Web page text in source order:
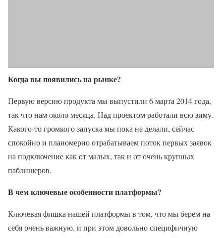
Когда вы появились на рынке?
Первую версию продукта мы выпустили 6 марта 2014 года,
так что нам около месяца. Над проектом работали всю зиму.
Какого-то громкого запуска мы пока не делали, сейчас
спокойно и планомерно отрабатываем поток первых заявок
на подключение как от малых, так и от очень крупных
паблишеров.
В чем ключевые особенности платформы?
Ключевая фишка нашей платформы в том, что мы берем на
себя очень важную, и при этом довольно специфичную